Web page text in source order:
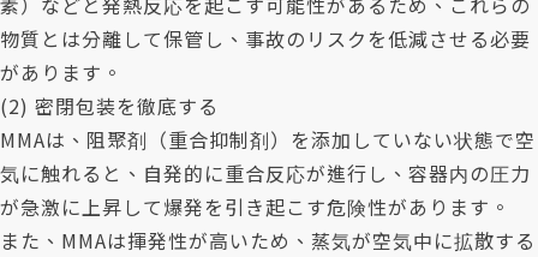
物質とは分離して保管し、事故のリスクを低減させる必要
があります。
(2) 密閉包装を徹底する
MMAは、阻聚剤（重合抑制剤）を添加していない状態で空
気に触れると、自発的に重合反応が進行し、容器内の圧力
が急激に上昇して爆発を引き起こす危険性があります。
また、MMAは揮発性が高いため、蒸気が空気中に拡散する